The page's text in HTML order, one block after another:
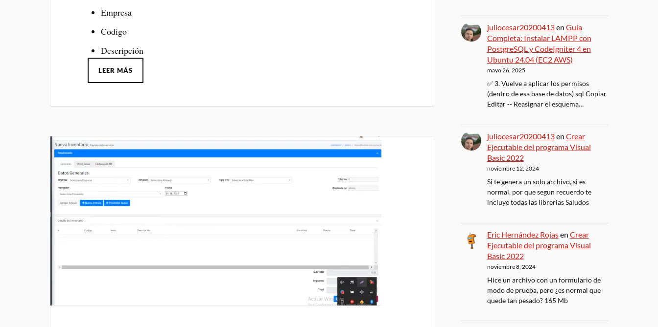
Empresa
Codigo
Descripción
LEER MÁS
juliocesar20200413en Guía
Completa: Instalar LAMPP con
PostgreSQL y CodeIgniter 4 en
Ubuntu 24.04 (EC2 AWS)
mayo 26, 2025
✅ 3. Vuelve a aplicar los permisos
(dentro de esa base de datos) sql Copiar
Editar -- Reasignar el esquema…
juliocesar20200413en Crear
Ejecutable del programa Visual
Basic 2022
noviembre 12, 2024
Si te genera un solo archivo, si es
normal, por que segun recuerdo te
incluye todas las librerias Saludos
Eric Hernández Rojasen Crear
Ejecutable del programa Visual
Basic 2022
noviembre 8, 2024
Hice un archivo con un formulario de
modo de prueba, pero ¿es normal que
quede tan pesado? 165 Mb